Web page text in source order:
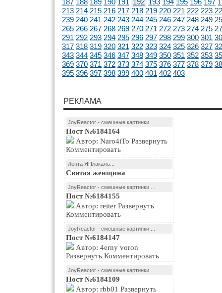
187 188 189 190 191 192 193 194 195 196 197
213 214 215 216 217 218 219 220 221 222 223
239 240 241 242 243 244 245 246 247 248 249
265 266 267 268 269 270 271 272 273 274 275
291 292 293 294 295 296 297 298 299 300 301
317 318 319 320 321 322 323 324 325 326 327
343 344 345 346 347 348 349 350 351 352 353
369 370 371 372 373 374 375 376 377 378 379
395 396 397 398 399 400 401 402 403
РЕКЛАМА
JoyReactor - смешные картинки ...
Пост №6184164
Комментировать
Лента ЯПлакалъ...
Святая женщина
JoyReactor - смешные картинки ...
Пост №6184155
Комментировать
JoyReactor - смешные картинки ...
Пост №6184147
Развернуть Комментировать
JoyReactor - смешные картинки ...
Пост №6184109